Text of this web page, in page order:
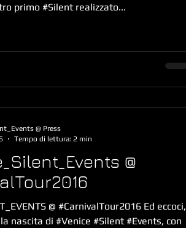
primo #Silent realizzato...
@
@ #CarnivalTour2016 Ed eccoci,
nascita di #Venice #Silent #Events, con
@ Press
Tempo di lettura: 2 min